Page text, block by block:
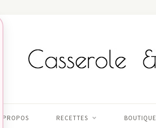
À PROPOS RECETTES BOUTIQUE